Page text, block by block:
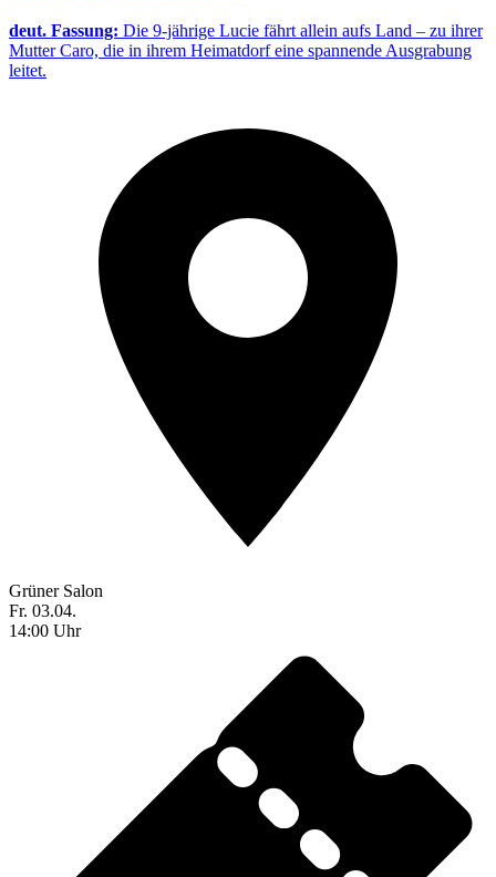
deut. Fassung: Die 9-jährige Lucie fährt allein aufs Land – zu ihrer
Mutter Caro, die in ihrem Heimatdorf eine spannende Ausgrabung
leitet.
Grüner Salon
Fr. 03.04.
14:00 Uhr